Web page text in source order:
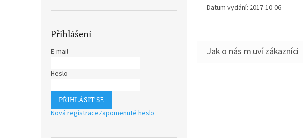
Přihlášení
E-mail
Heslo
PŘIHLÁSIT SE
Nová registraceZapomenuté heslo
Datum vydání: 2017-10-06